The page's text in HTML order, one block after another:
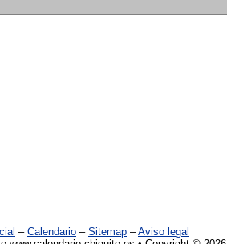
– Calendario – Sitemap –Aviso legal